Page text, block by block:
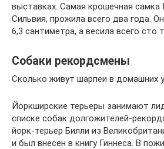
выставках. Самая крошечная самка
Сильвия, прожила всего два года.
6,3 сантиметра, а весила всего сто
Собаки рекордсмены
Сколько живут шарпеи в домашних
Йоркширские терьеры занимают
списке собак долгожителей-
йорк-терьер Билли из
и был внесен в книгу Гиннеса. В